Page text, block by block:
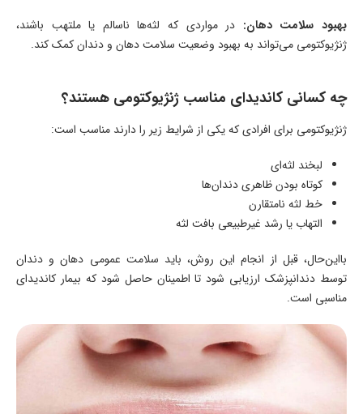
بهبود سلامت دهان: در مواردی که لثه‌ها ناسالم یا ملتهب باشند،
ژنژیوکتومی می‌تواند به بهبود وضعیت سلامت دهان و دندان کمک کند.
چه کسانی کاندیدای مناسب ژنژیوکتومی هستند؟
ژنژیوکتومی برای افرادی که یکی از شرایط زیر را دارند مناسب است:
لبخند لثه‌ای
کوتاه بودن ظاهری دندان‌ها
خط لثه نامتقارن
التهاب یا رشد غیرطبیعی بافت لثه
بااین‌حال، قبل از انجام این روش، باید سلامت عمومی دهان و دندان
توسط دندانپزشک ارزیابی شود تا اطمینان حاصل شود که بیمار کاندیدای
مناسبی است.